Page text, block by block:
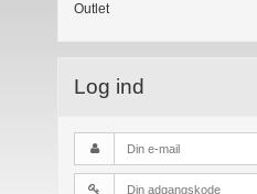
Outlet
Log ind